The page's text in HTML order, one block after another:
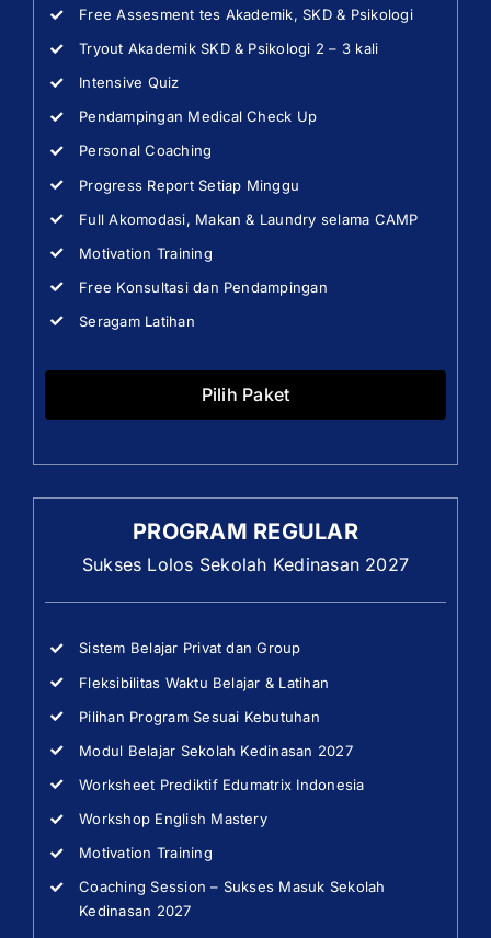
Free Assesment tes Akademik, SKD & Psikologi
Tryout Akademik SKD & Psikologi 2 – 3 kali
Intensive Quiz
Pendampingan Medical Check Up
Personal Coaching
Progress Report Setiap Minggu
Full Akomodasi, Makan & Laundry selama CAMP
Motivation Training
Free Konsultasi dan Pendampingan
Seragam Latihan
Pilih Paket
PROGRAM REGULAR
Sukses Lolos Sekolah Kedinasan 2027
Sistem Belajar Privat dan Group
Fleksibilitas Waktu Belajar & Latihan
Pilihan Program Sesuai Kebutuhan
Modul Belajar Sekolah Kedinasan 2027
Worksheet Prediktif Edumatrix Indonesia
Workshop English Mastery
Motivation Training
Coaching Session – Sukses Masuk Sekolah
Kedinasan 2027